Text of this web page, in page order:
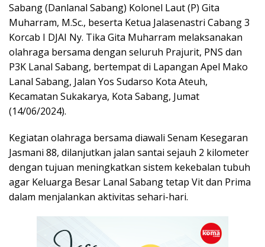
Sabang (Danlanal Sabang) Kolonel Laut (P) Gita
Muharram, M.Sc., beserta Ketua Jalasenastri Cabang 3
Korcab I DJAI Ny. Tika Gita Muharram melaksanakan
olahraga bersama dengan seluruh Prajurit, PNS dan
P3K Lanal Sabang, bertempat di Lapangan Apel Mako
Lanal Sabang, Jalan Yos Sudarso Kota Ateuh,
Kecamatan Sukakarya, Kota Sabang, Jumat
(14/06/2024).
Kegiatan olahraga bersama diawali Senam Kesegaran
Jasmani 88, dilanjutkan jalan santai sejauh 2 kilometer
dengan tujuan meningkatkan sistem kekebalan tubuh
agar Keluarga Besar Lanal Sabang tetap Vit dan Prima
dalam menjalankan aktivitas sehari-hari.